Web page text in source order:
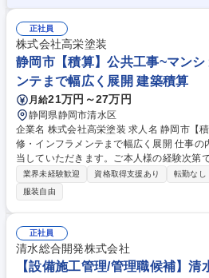
正社員
株式会社高栄塗装
静岡市【積算】公共工事~マン
ンテまで幅広く展開 建築積算
月給21万円～27万円
静岡県静岡市清水区
企業名 株式会社高栄塗装 求人名 静岡市【積算】公共工事～マンション改
修・インフラメンテまで幅広く展開 仕事の内容 当社にて、積算業務を担
当していただきます。ご本人様の経験次第
【具体的には】 ・塗装、土木工事における
仕様書などを読み解き、積算・見積作成 ・施工計画
岡市【積算】公共工事～マンション改修・
業界未経験歓迎 資格取得支援あり 転勤なし
服装自由
正社員
清水総合開発株式会社
【設備施工管理/管理職候補】